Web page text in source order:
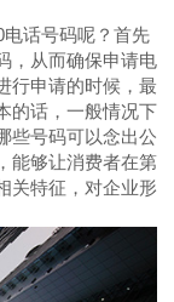
话号码呢？首先
，从而确保申请电
行申请的时候，最
的话，一般情况下
些号码可以念出公
能够让消费者在第
关特征，对企业形